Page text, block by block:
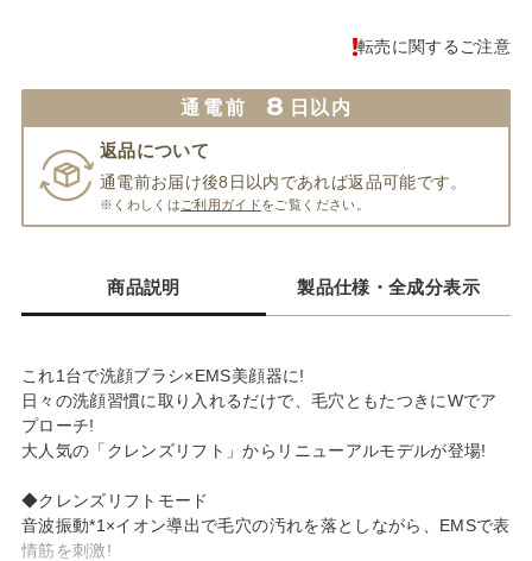
転売に関するご注意
通電前 8 日以内
返品について
通電前お届け後8日以内であれば返品可能です。
※くわしくは ご利用ガイドをご覧ください。
商品説明 製品仕様・全成分表示
これ1台で洗顔ブラシ×EMS美顔器に!
日々の洗顔習慣に取り入れるだけで、毛穴ともたつきにWでア
プローチ!
大人気の「クレンズリフト」からリニューアルモデルが登場!
◆クレンズリフトモード
音波振動*1×イオン導出で毛穴の汚れを落としながら、EMSで表
情筋を刺激!